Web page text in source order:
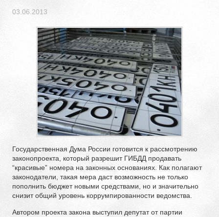
03.06.2013
Государственная Дума России готовится к рассмотрению
законопроекта, который разрешит ГИБДД продавать
“красивые” номера на законных основаниях. Как полагают
законодатели, такая мера даст возможность не только
пополнить бюджет новыми средствами, но и значительно
снизит общий уровень коррумпированности ведомства.
Автором проекта закона выступил депутат от партии